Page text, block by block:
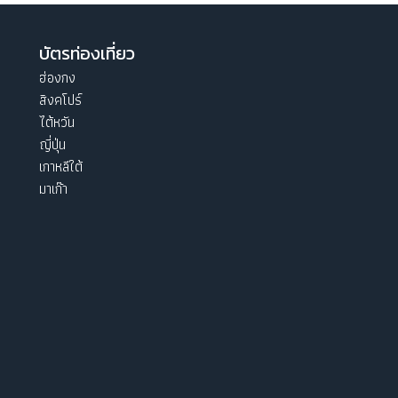
บัตรท่องเที่ยว
ฮ่องกง
สิงคโปร์
ไต้หวัน
ญี่ปุ่น
เกาหลีใต้
มาเก๊า